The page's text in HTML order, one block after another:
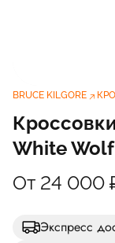
BRUCE KILGORE
White
От 24 000
Экспресс